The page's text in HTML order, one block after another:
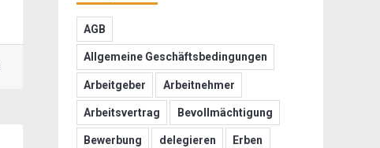
AGB
Allgemeine Geschäftsbedingungen
Arbeitgeber Arbeitnehmer
Arbeitsvertrag Bevollmächtigung
Bewerbung delegieren Erben